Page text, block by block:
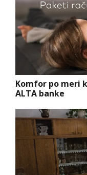
Komfor po meri
ALTA banke